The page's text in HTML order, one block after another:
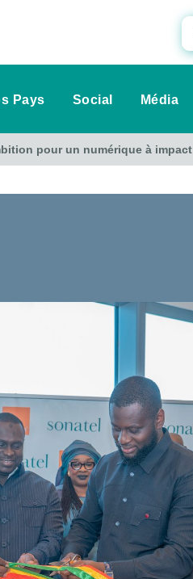
Pays Social Média
pour un numérique à impact